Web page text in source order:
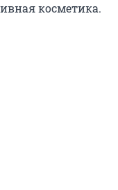
косметика.